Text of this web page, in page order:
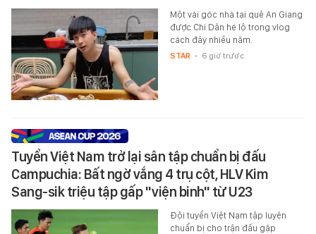
Một vài góc nhà tại quê An Giang
được Chi Dân hé lộ trong vlog
cách đây nhiều năm.
STAR - 6 giờ trước
Tuyển Việt Nam trở lại sân tập chuẩn bị đấu
Campuchia: Bất ngờ vắng 4 trụ cột, HLV Kim
Sang-sik triệu tập gấp "viện binh" từ U23
Đội tuyển Việt Nam tập luyện
chuẩn bị cho trận đấu gặp